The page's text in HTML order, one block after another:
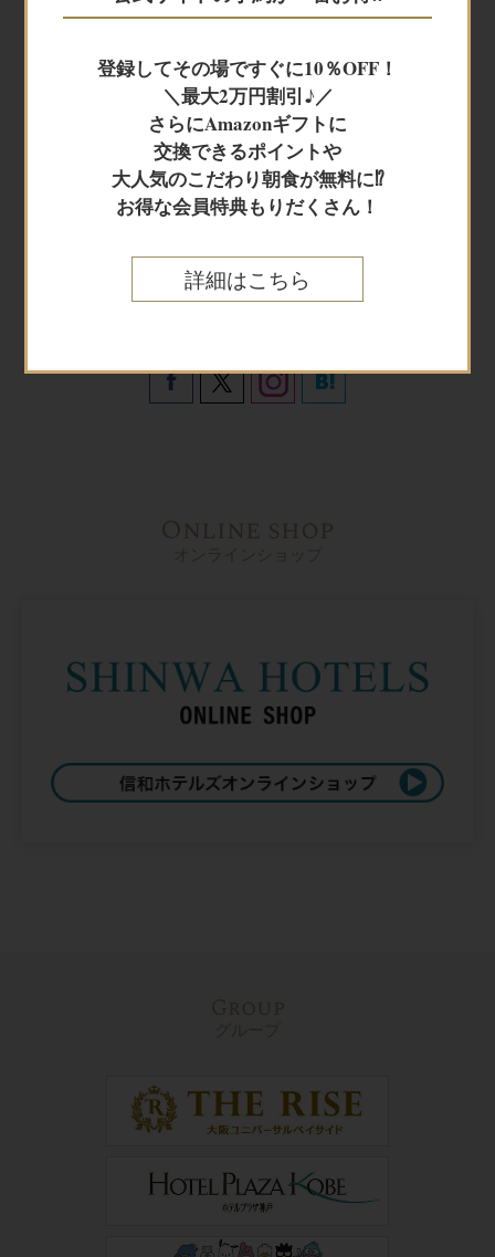
Online shop
オンラインショップ
レンタカー+宿泊
航空券＋宿泊
登録してその場ですぐに10％OFF！
＼最大2万円割引♪／
さらにAmazonギフトに
交換できるポイントや
大人気のこだわり朝食が無料に⁉
お得な会員特典もりだくさん！
詳細はこちら